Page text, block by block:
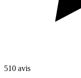
510 avis